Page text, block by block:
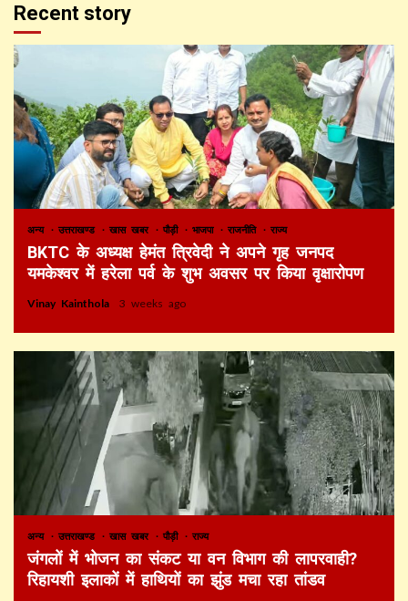
Recent story
अन्य उत्तराखण्ड खास खबर पौड़ी भाजपा राजनीति राज्य
BKTC के अध्यक्ष हेमंत त्रिवेदी ने अपने गृह जनपद
यमकेश्वर में हरेला पर्व के शुभ अवसर पर किया वृक्षारोपण
Vinay Kainthola 3 weeks ago
अन्य उत्तराखण्ड खास खबर पौड़ी राज्य
जंगलों में भोजन का संकट या वन विभाग की लापरवाही?
रिहायशी इलाकों में हाथियों का झुंड मचा रहा तांडव